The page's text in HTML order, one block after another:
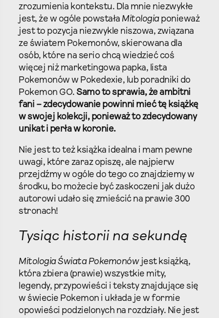
zrozumienia kontekstu. Dla mnie niezwykłe
jest, że w ogóle powstała Mitologiaponieważ
jest to pozycja niezwykle niszowa, związana
ze światem Pokemonów, skierowana dla
osób, które na serio chcą wiedzieć coś
więcej niż marketingowa papka, lista
Pokemonów w Pokedexie, lub poradniki do
Pokemon GO. Samo to sprawia, że ambitni
fani – zdecydowanie powinni mieć tę książkę
w swojej kolekcji, ponieważ to zdecydowany
unikat i perła w koronie.
Nie jest to też książka idealna i mam pewne
uwagi, które zaraz opiszę, ale najpierw
przejdźmy w ogóle do tego co znajdziemy w
środku, bo możecie być zaskoczeni jak dużo
autorowi udało się zmieścić na prawie 300
stronach!
Tysiąc historii na sekundę
Mitologia Świata Pokemonówjest książką,
która zbiera (prawie) wszystkie mity,
legendy, przypowieści i teksty znajdujące się
w świecie Pokemon i układa je w formie
opowieści podzielonych na rozdziały. Nie jest